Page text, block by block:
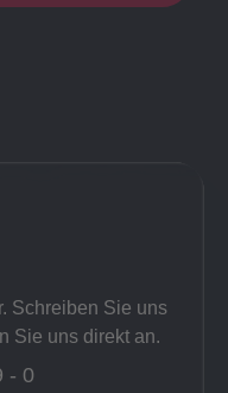
Schreiben Sie uns
Sie uns direkt an.
- 0